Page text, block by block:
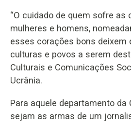
“O cuidado de quem sofre as
mulheres e homens,
esses corações bons deixem
culturas e povos a serem
Culturais e Comunicações
Ucrânia.
Para aquele departamento da
sejam as armas de um